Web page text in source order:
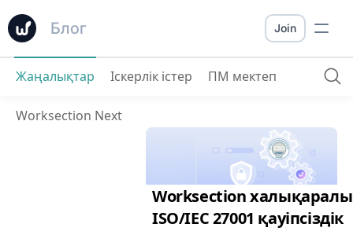
Блог Join
Жаңалықтар Іскерлік істер ПМ мектеп
Worksection Next
Worksection
ISO/IEC 27001 қауіпсіздік